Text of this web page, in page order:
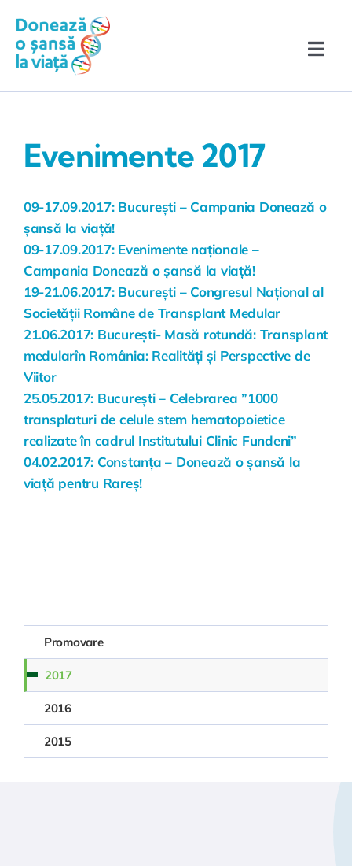
content
Toggle
Povești de eroi
Evenimente & Media
Evenimente 2017
09-17.09.2017: București – Campania Donează o
șansă la viață!
09-17.09.2017: Evenimente naționale –
Campania Donează o șansă la viață!
19-21.06.2017: București – Congresul Național al
Societății Române de Transplant Medular
21.06.2017: București- Masă rotundă: Transplant
medularîn România: Realități și Perspective de
Viitor
25.05.2017: București – Celebrarea ”1000
transplaturi de celule stem hematopoietice
realizate în cadrul Institutului Clinic Fundeni”
04.02.2017: Constanța – Donează o șansă la
viață pentru Rareș!
Promovare
2017
2016
2015